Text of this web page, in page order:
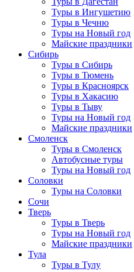
Туры в Ингушетию
Туры в Чечню
Туры на Новый год
Майские праздники
Сибирь
Туры в Сибирь
Туры в Тюмень
Туры в Красноярск
Туры в Хакасию
Туры в Тыву
Туры на Новый год
Майские праздники
Смоленск
Туры в Смоленск
Автобусные туры
Туры на Новый год
Соловки
Туры на Соловки
Сочи
Тверь
Туры в Тверь
Туры на Новый год
Майские праздники
Тула
Туры в Тулу